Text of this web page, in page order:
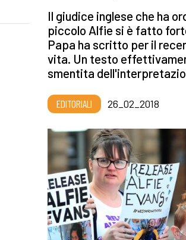
Il giudice inglese che ha
piccolo Alfie si è fatto
Papa ha scritto per il
vita. Un testo
smentita
EDITORIALI 26_02_2018